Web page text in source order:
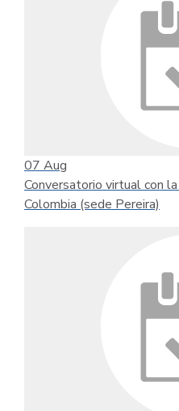
07 Aug
Conversatorio virtual con
Colombia (sede Pereira)